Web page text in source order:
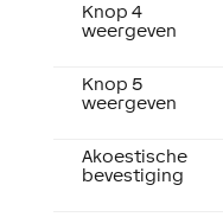
Knop 4
weergeven
Knop 5
weergeven
Akoestische
bevestiging